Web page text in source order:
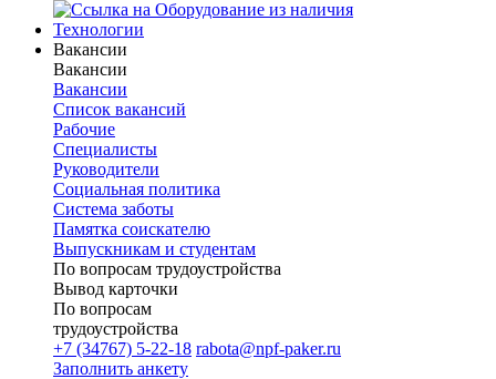
Технологии
Вакансии
Вакансии
Вакансии
Список вакансий
Рабочие
Специалисты
Руководители
Cоциальная политика
Система заботы
Памятка соискателю
Выпускникам и студентам
По вопросам трудоустройства
Вывод карточки
По вопросам
трудоустройства
+7 (34767) 5-22-18 rabota@npf-paker.ru
Заполнить анкету